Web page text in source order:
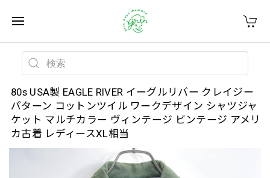
80s USA製 EAGLE RIVER イーグルリバー クレイジー
パターン コットンツイル ワークデザイン シャツジャ
ケット マルチカラー ヴィンテージ ビンテージ アメリ
カ古着 レディースXL相当